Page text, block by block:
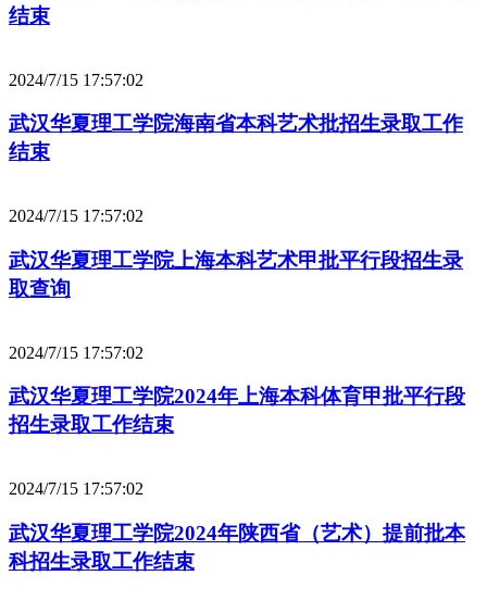
结束
2024/7/15 17:57:02
武汉华夏理工学院海南省本科艺术批招生录取工作
结束
2024/7/15 17:57:02
武汉华夏理工学院上海本科艺术甲批平行段招生录
取查询
2024/7/15 17:57:02
武汉华夏理工学院2024年上海本科体育甲批平行段
招生录取工作结束
2024/7/15 17:57:02
武汉华夏理工学院2024年陕西省（艺术）提前批本
科招生录取工作结束